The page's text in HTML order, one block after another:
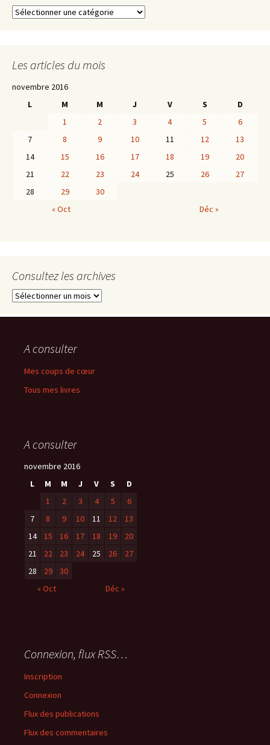
Catégories
Les articles du mois
novembre 2016
L
M M J V S
D
1
2 3 4 5
6
7
8 9 10 11 12
13
14
15 16 17 18 19
20
21
22 23 24 25 26
27
28
29
30
« Oct
Déc »
Consultez les archives
Consultez
archives
A consulter
Mes coups de cœur
Tous mes livres
A consulter
novembre 2016
L
M M J V S
D
1
2 3 4 5
6
7
8 9 10 11 12
13
14
15 16 17 18 19
20
21
22 23 24 25 26
27
28
29
30
« Oct
Déc »
Connexion, flux RSS…
Inscription
Connexion
Flux des publications
Flux des commentaires